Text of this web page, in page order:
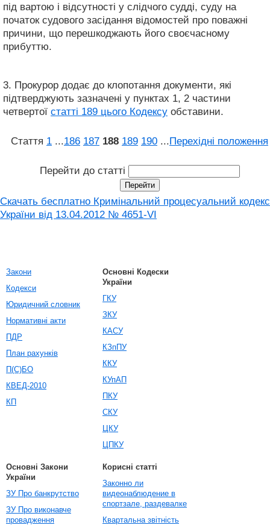
під вартою і відсутності у слідчого судді, суду на
початок судового засідання відомостей про поважні
причини, що перешкоджають його своєчасному
прибуттю.
3. Прокурор додає до клопотання документи, які
підтверджують зазначені у пунктах 1, 2 частини
четвертої статті 189 цього Кодексу обставини.
Стаття 1 ...186 187 188 189 190 ...Перехідні положення
Перейти до статті
Скачать бесплатно Кримінальний процесуальний кодекс
України від 13.04.2012 № 4651-VI
Закони
Кодекси
Юридичний словник
Нормативні акти
ПДР
План рахунків
П(С)БО
КВЕД-2010
КП
Основні Кодески
України
ГКУ
ЗКУ
КАСУ
КЗпПУ
ККУ
КУпАП
ПКУ
СКУ
ЦКУ
ЦПКУ
Основні Закони
України
ЗУ Про банкрутство
ЗУ Про виконавче
провадження
Корисні статті
Законно ли
видеонаблюдение в
спортзале, раздевалке
Квартальна звітність